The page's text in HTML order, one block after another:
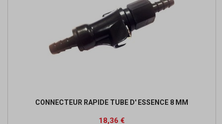
CONNECTEUR RAPIDE TUBE D' ESSENCE 8 MM
Prix
18,36 €